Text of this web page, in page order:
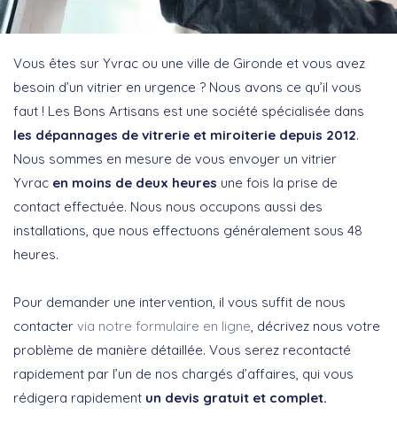
Vous êtes sur Yvrac ou une ville de Gironde et vous avez
besoin d’un vitrier en urgence ? Nous avons ce qu’il vous
faut ! Les Bons Artisans est une société spécialisée dans
les dépannages de vitrerie et miroiterie depuis 2012.
Nous sommes en mesure de vous envoyer un vitrier
Yvrac en moins de deux heures une fois la prise de
contact effectuée. Nous nous occupons aussi des
installations, que nous effectuons généralement sous 48
heures.
Pour demander une intervention, il vous suffit de nous
contacter via notre formulaire en ligne, décrivez nous votre
problème de manière détaillée. Vous serez recontacté
rapidement par l’un de nos chargés d’affaires, qui vous
rédigera rapidement un devis gratuit et complet.